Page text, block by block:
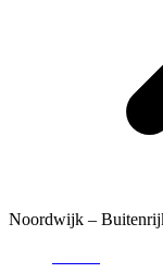
Noordwijk –